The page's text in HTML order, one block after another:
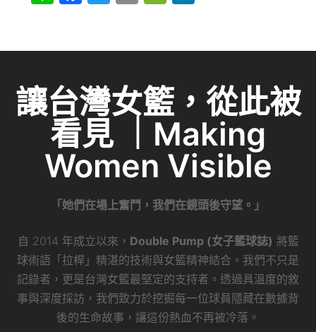
e
b
o
o
k
er l
h
at
e
dI
n
讓台灣女籃，從此被
看見 ｜Making
Women Visible
「她們在場上奮鬥，我們在鏡頭後守望。」
自 2014 年成立以來， Double Pump (女子籃球誌) 將籃
球術語「拉桿」精湛的技術與女籃精神結合。我們不只是
記錄者，更是台灣女籃最堅定的支持者。透過具溫度的敘
事與深度採訪，我們致力於挖掘每一位球員隱藏在數據背
後的生命故事，讓這份熱血不再被冷落。